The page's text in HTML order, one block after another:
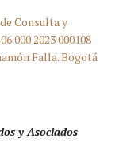
Consulta y
000 2023 000108
Falla. Bogotá
y Asociados